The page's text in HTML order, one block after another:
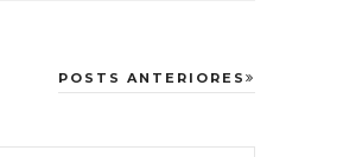
POSTS ANTERIORES